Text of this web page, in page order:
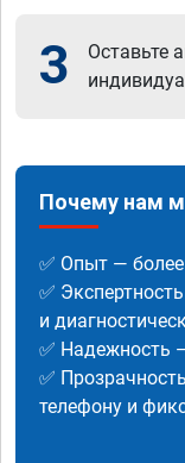
3
Оставьте
Почему нам
✅ Опыт —
✅
и
✅ Надежность
✅
телефону и